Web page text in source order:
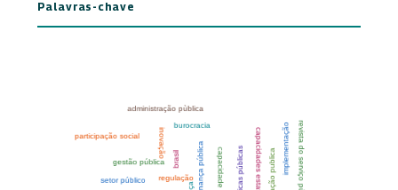
Palavras-chave